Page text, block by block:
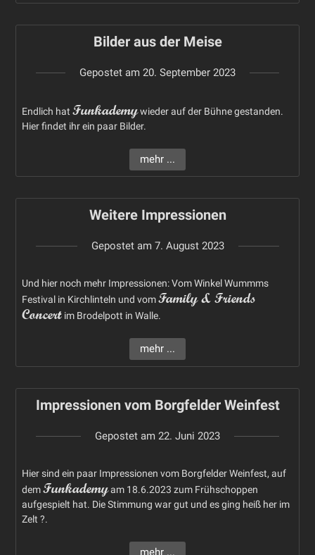
Bilder aus der Meise
Gepostet am 20. September 2023
Endlich hatFunkademywieder auf der Bühne gestanden.
Hier findet ihr ein paar Bilder.
mehr ...
Weitere Impressionen
Gepostet am 7. August 2023
Und hier noch mehr Impressionen: Vom Winkel Wummms
Festival in Kirchlinteln und vomFamily & Friends
Concert im Brodelpott in Walle.
mehr ...
Impressionen vom Borgfelder Weinfest
Gepostet am 22. Juni 2023
Hier sind ein paar Impressionen vom Borgfelder Weinfest, auf
demFunkademyam 18.6.2023 zum Frühschoppen
aufgespielt hat. Die Stimmung war gut und es ging heiß her im
Zelt ?.
mehr ...